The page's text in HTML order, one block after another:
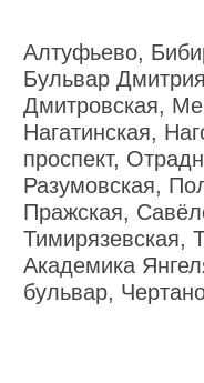
Алтуфьево,
Бульвар
Дмитровская,
Нагатинская,
проспект,
Разумовская,
Пражская,
Тимирязевская,
Академика
бульвар,